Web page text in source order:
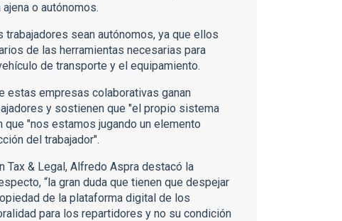
o autónomos.
sean autónomos, ya que ellos
de las herramientas necesarias para
de transporte y el equipamiento.
estas empresas colaborativas ganan
y sostienen que "el propio sistema
"nos estamos jugando un elemento
del trabajador".
Tax & Legal, Alfredo Aspra destacó la
“la gran duda que tienen que despejar
de la plataforma digital de los
para los repartidores y no su condición